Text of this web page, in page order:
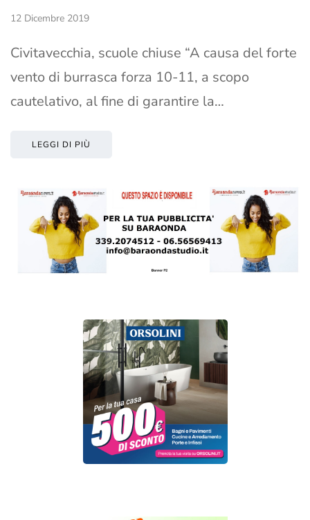
12 Dicembre 2019
Civitavecchia, scuole chiuse “A causa del forte
vento di burrasca forza 10-11, a scopo
cautelativo, al fine di garantire la…
LEGGI DI PIÙ